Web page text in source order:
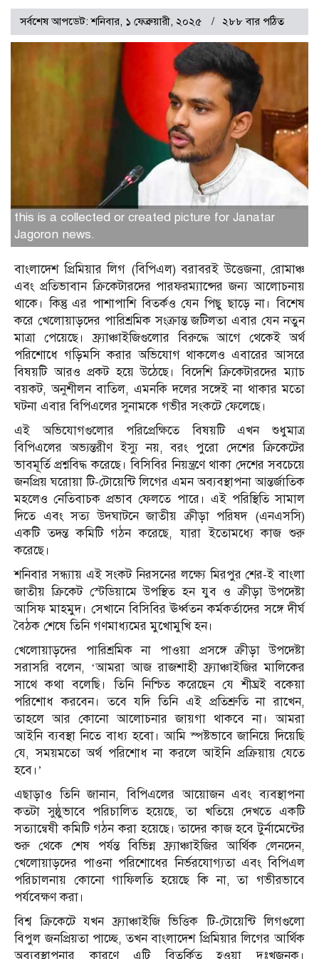
সর্বশেষ আপডেট: শনিবার, ১ ফেব্রুয়ারী, ২০২৫ ২৮৮ বার পঠিত
this is a collected or created picture for Janatar
Jagoron news.
বাংলাদেশ প্রিমিয়ার লিগ (বিপিএল) বরাবরই উত্তেজনা, রোমাঞ্চ
এবং প্রতিভাবান ক্রিকেটারদের পারফরম্যান্সের জন্য আলোচনায়
থাকে। কিন্তু এর পাশাপাশি বিতর্কও যেন পিছু ছাড়ে না। বিশেষ
করে খেলোয়াড়দের পারিশ্রমিক সংক্রান্ত জটিলতা এবার যেন নতুন
মাত্রা পেয়েছে। ফ্র্যাঞ্চাইজিগুলোর বিরুদ্ধে আগে থেকেই অর্থ
পরিশোধে গড়িমসি করার অভিযোগ থাকলেও এবারের আসরে
বিষয়টি আরও প্রকট হয়ে উঠেছে। বিদেশি ক্রিকেটারদের ম্যাচ
বয়কট, অনুশীলন বাতিল, এমনকি দলের সঙ্গেই না থাকার মতো
ঘটনা এবার বিপিএলের সুনামকে গভীর সংকটে ফেলেছে।
এই অভিযোগগুলোর পরিপ্রেক্ষিতে বিষয়টি এখন শুধুমাত্র
বিপিএলের অভ্যন্তরীণ ইস্যু নয়, বরং পুরো দেশের ক্রিকেটের
ভাবমূর্তি প্রশ্নবিদ্ধ করেছে। বিসিবির নিয়ন্ত্রণে থাকা দেশের সবচেয়ে
জনপ্রিয় ঘরোয়া টি-টোয়েন্টি লিগের এমন অব্যবস্থাপনা আন্তর্জাতিক
মহলেও নেতিবাচক প্রভাব ফেলতে পারে। এই পরিস্থিতি সামাল
দিতে এবং সত্য উদ্ঘাটনে জাতীয় ক্রীড়া পরিষদ (এনএসসি)
একটি তদন্ত কমিটি গঠন করেছে, যারা ইতোমধ্যে কাজ শুরু
করেছে।
শনিবার সন্ধ্যায় এই সংকট নিরসনের লক্ষ্যে মিরপুর শের-ই বাংলা
জাতীয় ক্রিকেট স্টেডিয়ামে উপস্থিত হন যুব ও ক্রীড়া উপদেষ্টা
আসিফ মাহমুদ। সেখানে বিসিবির ঊর্ধ্বতন কর্মকর্তাদের সঙ্গে দীর্ঘ
বৈঠক শেষে তিনি গণমাধ্যমের মুখোমুখি হন।
খেলোয়াড়দের পারিশ্রমিক না পাওয়া প্রসঙ্গে ক্রীড়া উপদেষ্টা
সরাসরি বলেন, ‘আমরা আজ রাজশাহী ফ্র্যাঞ্চাইজির মালিকের
সাথে কথা বলেছি। তিনি নিশ্চিত করেছেন যে শীঘ্রই বকেয়া
পরিশোধ করবেন। তবে যদি তিনি এই প্রতিশ্রুতি না রাখেন,
তাহলে আর কোনো আলোচনার জায়গা থাকবে না। আমরা
আইনি ব্যবস্থা নিতে বাধ্য হবো। আমি স্পষ্টভাবে জানিয়ে দিয়েছি
যে, সময়মতো অর্থ পরিশোধ না করলে আইনি প্রক্রিয়ায় যেতে
হবে।’
এছাড়াও তিনি জানান, বিপিএলের আয়োজন এবং ব্যবস্থাপনা
কতটা সুষ্ঠুভাবে পরিচালিত হয়েছে, তা খতিয়ে দেখতে একটি
সত্যান্বেষী কমিটি গঠন করা হয়েছে। তাদের কাজ হবে টুর্নামেন্টের
শুরু থেকে শেষ পর্যন্ত বিভিন্ন ফ্র্যাঞ্চাইজির আর্থিক লেনদেন,
খেলোয়াড়দের পাওনা পরিশোধের নির্ভরযোগ্যতা এবং বিপিএল
পরিচালনায় কোনো গাফিলতি হয়েছে কি না, তা গভীরভাবে
পর্যবেক্ষণ করা।
বিশ্ব ক্রিকেটে যখন ফ্র্যাঞ্চাইজি ভিত্তিক টি-টোয়েন্টি লিগগুলো
বিপুল জনপ্রিয়তা পাচ্ছে, তখন বাংলাদেশ প্রিমিয়ার লিগের আর্থিক
অব্যবস্থাপনার কারণে এটি বিতর্কিত হওয়া দুঃখজনক।